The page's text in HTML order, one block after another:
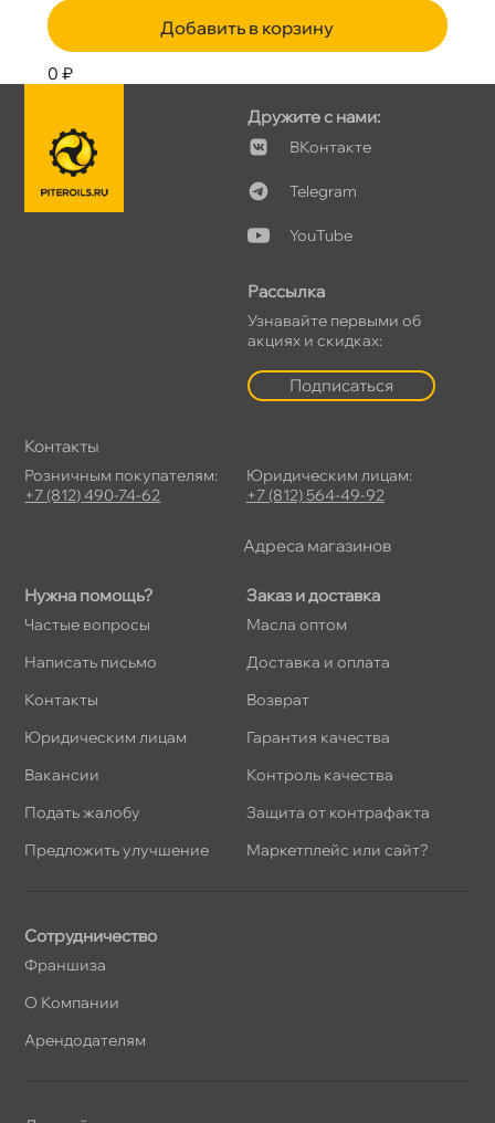
Добавить в корзину
0 ₽
Нужна помощь?
Частые вопросы
Написать письмо
Контакты
Юридическим лицам
акансии
Подать жалобу
Предложить улучшение
Заказ и доставка
Масла оптом
Доставка и оплата
озврат
Гарантия качества
Контроль качества
Защита от контрафакта
Маркетплейс или сайт?
Дружите с нами:
Контакте
Telegram
YouTube
Рассылка
Узнавайте первыми о
акциях и скидках:
Подписаться
Сотрудничество
Франшиза
О Компании
Арендодателям
Контакты
Розничным покупателям:
+7 (812) 490-74-62
Юридическим лицам:
+7 (812) 564-49-92
Адреса магазино